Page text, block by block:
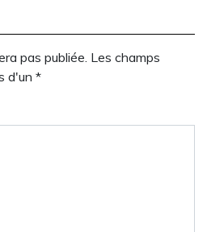
pas publiée. Les champs
d'un *